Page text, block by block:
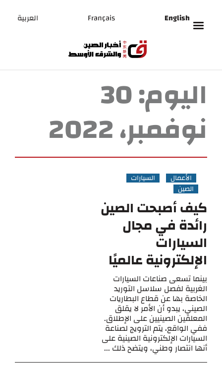
English
Français العربية
اليوم:30
نوفمبر، 2022
الأعمال
السيارات
الصين
كيف أصبحت الصين
رائدة في مجال
السيارات
الإلكترونية عالميًا
بينما تسعى صناعات السيارات
الغربية لفصل سلاسل التوريد
الخاصة بها عن قطاع البطاريات
الصيني، يبدو أن الأمر لا يقلق
المعلقين الصينيين على الإطلاق.
ففي الواقع، يتم الترويج لصناعة
السيارات الإلكترونية الصينية على
أنها انتصار وطني، ويتضح ذلك ...